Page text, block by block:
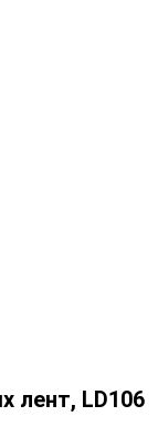
лент, LD106